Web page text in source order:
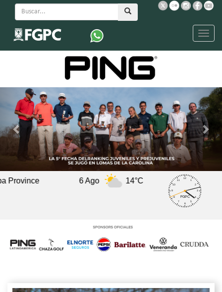
Menu
14°C 7 Ago 12°C 8 Ago